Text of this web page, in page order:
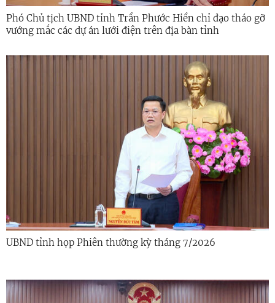
Phó Chủ tịch UBND tỉnh Trần Phước Hiền chỉ đạo tháo gỡ
vướng mắc các dự án lưới điện trên địa bàn tỉnh
UBND tỉnh họp Phiên thường kỳ tháng 7/2026